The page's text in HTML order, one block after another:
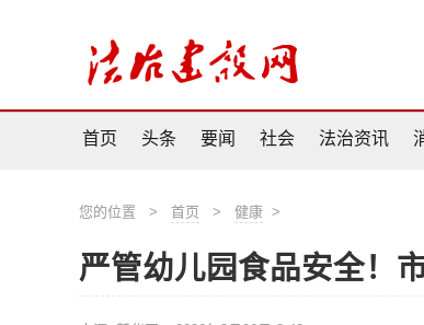
首页 头条 要闻 社会 法治资讯
您的位置 > 首页 > 健康 >
严管幼儿园食品安全！